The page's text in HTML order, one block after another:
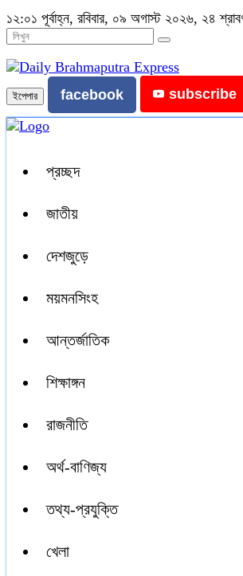
১২:০১ পূর্বাহ্ন, রবিবার, ০৯ অগাস্ট ২০২৬, ২৪
ইপেপার facebook subscribe
প্রচ্ছদ
জাতীয়
দেশজুড়ে
ময়মনসিংহ
আন্তর্জাতিক
শিক্ষাঙ্গন
রাজনীতি
অর্থ-বাণিজ্য
তথ্য-প্রযুক্তি
খেলা